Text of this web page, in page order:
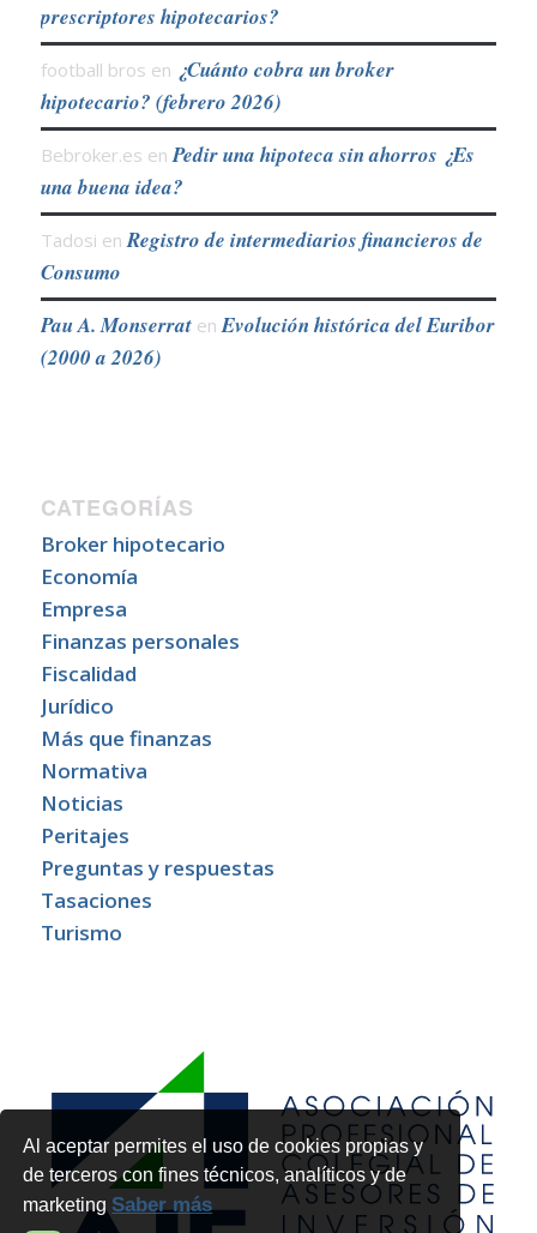
Al aceptar permites el uso de cookies propias y
de terceros con fines técnicos, analíticos y de
marketingSaber más
prescriptores hipotecarios?
football bros en ¿Cuánto cobra un broker
hipotecario? (febrero 2026)
Bebroker.es en Pedir una hipoteca sin ahorros ¿Es
una buena idea?
Tadosi en Registro de intermediarios financieros de
Consumo
Pau A. Monserraten Evolución histórica del Euribor
(2000 a 2026)
CATEGORÍAS
Broker hipotecario
Economía
Empresa
Finanzas personales
Fiscalidad
Jurídico
Más que finanzas
Normativa
Noticias
Peritajes
Preguntas y respuestas
Tasaciones
Turismo